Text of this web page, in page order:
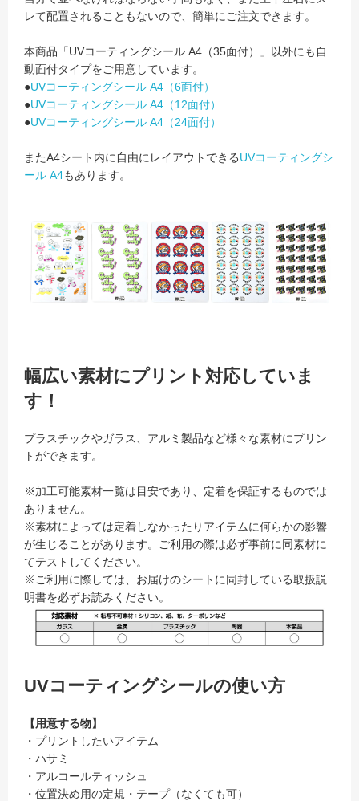
レて配置されることもないので、簡単にご注文できます。
本商品「UVコーティングシール A4（35面付）」以外にも自
動面付タイプをご用意しています。
●UVコーティングシール A4（6面付）
●UVコーティングシール A4（12面付）
●UVコーティングシール A4（24面付）
またA4シート内に自由にレイアウトできるUVコーティングシ
ール A4もあります。
幅広い素材にプリント対応していま
す！
プラスチックやガラス、アルミ製品など様々な素材にプリン
トができます。
※加工可能素材一覧は目安であり、定着を保証するものでは
ありません。
※素材によっては定着しなかったりアイテムに何らかの影響
が生じることがあります。ご利用の際は必ず事前に同素材に
てテストしてください。
※ご利用に際しては、お届けのシートに同封している取扱説
明書を必ずお読みください。
UVコーティングシールの使い方
【用意する物】
・プリントしたいアイテム
・ハサミ
・アルコールティッシュ
・位置決め用の定規・テープ（なくても可）